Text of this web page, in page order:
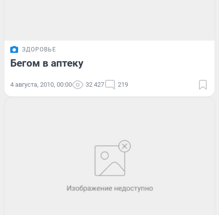
ЗДОРОВЬЕ
Бегом в аптеку
4 августа, 2010, 00:00 32 427 219